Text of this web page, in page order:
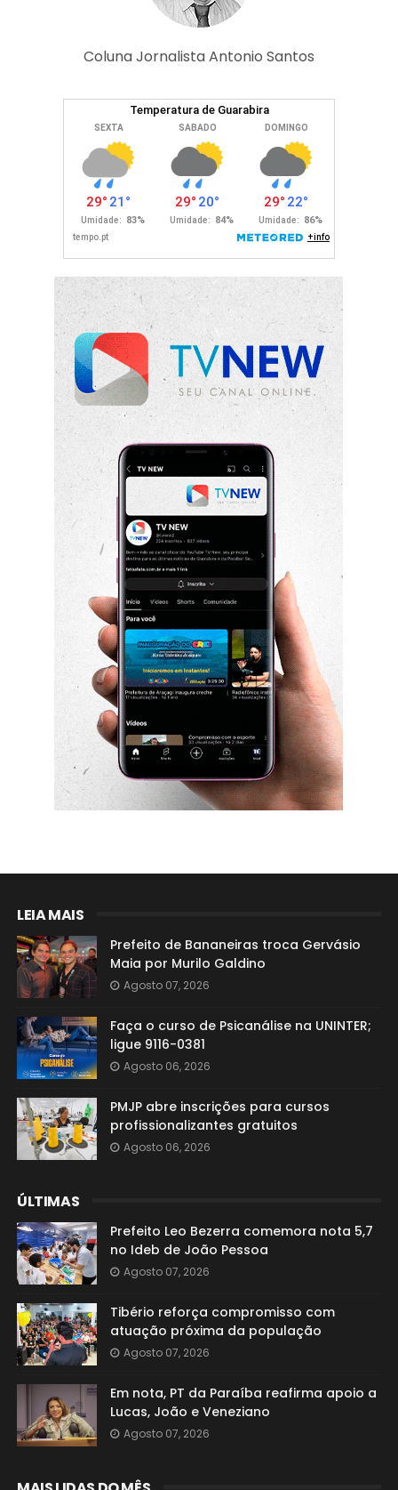
Coluna Jornalista Antonio Santos
LEIA MAIS
Prefeito de Bananeiras troca Gervásio
Maia por Murilo Galdino
Agosto 07, 2026
Faça o curso de Psicanálise na UNINTER;
ligue 9116-0381
Agosto 06, 2026
PMJP abre inscrições para cursos
profissionalizantes gratuitos
Agosto 06, 2026
ÚLTIMAS
Prefeito Leo Bezerra comemora nota 5,7
no Ideb de João Pessoa
Agosto 07, 2026
Tibério reforça compromisso com
atuação próxima da população
Agosto 07, 2026
Em nota, PT da Paraíba reafirma apoio a
Lucas, João e Veneziano
Agosto 07, 2026